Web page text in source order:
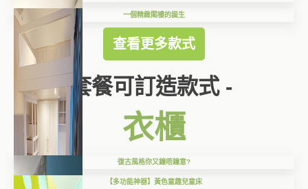
一個精緻閣樓的誕生
查看更多款式
套餐可訂造款式 -
衣櫃
復古風格你又鐘唔鐘意?
【多功能神器】黃色童趣兒童床